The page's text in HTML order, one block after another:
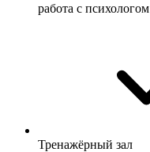
работа с психологом
Тренажёрный зал